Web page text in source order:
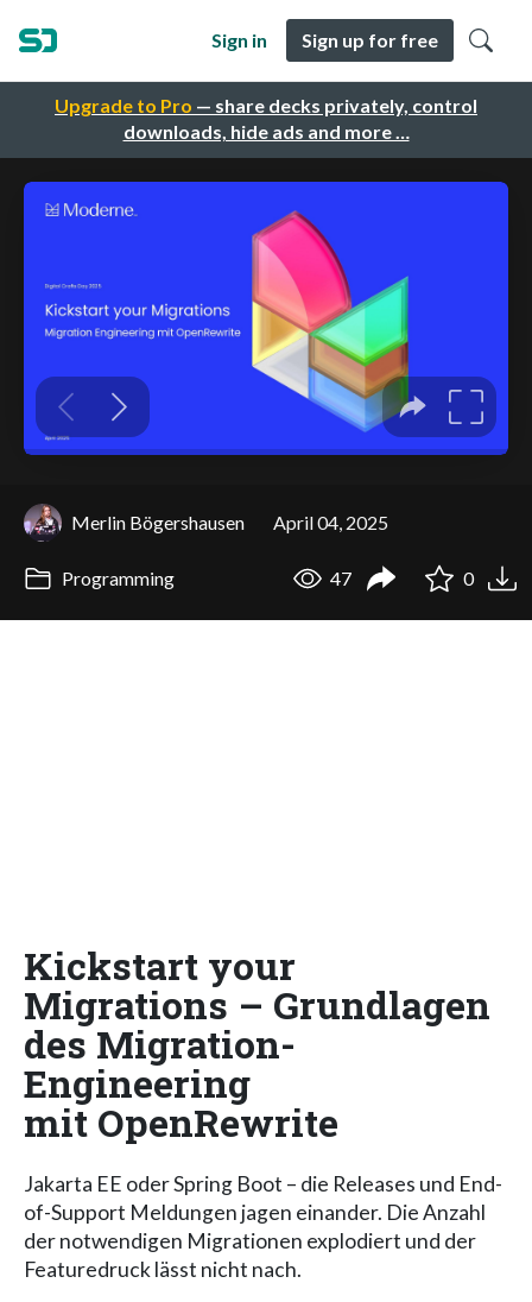
Upgrade to Pro — share decks privately, control
downloads, hide ads and more …
Sign in Sign up for free
Merlin Bögershausen April 04, 2025
Programming 47 0
Kickstart your
Migrations – Grundlagen
des Migration-
Engineering
mit OpenRewrite
Jakarta EE oder Spring Boot – die Releases und End-
of-Support Meldungen jagen einander. Die Anzahl
der notwendigen Migrationen explodiert und der
Featuredruck lässt nicht nach.